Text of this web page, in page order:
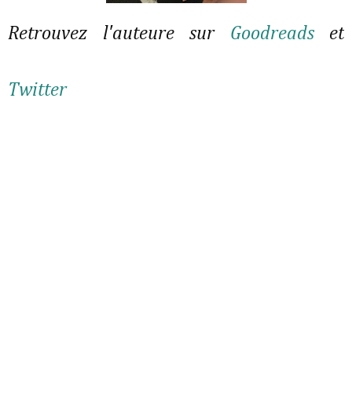
Retrouvez l'auteure sur Goodreadset
Twitter